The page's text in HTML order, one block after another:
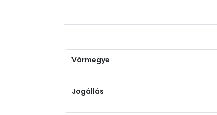
Vármegye
Jogállás